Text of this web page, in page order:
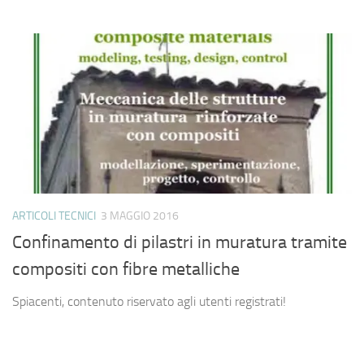
ARTICOLI TECNICI 3 MAGGIO 2016
Confinamento di pilastri in muratura tramite
compositi con fibre metalliche
Spiacenti, contenuto riservato agli utenti registrati!